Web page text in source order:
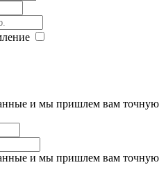
и мы пришлем вам точную
и мы пришлем вам точную